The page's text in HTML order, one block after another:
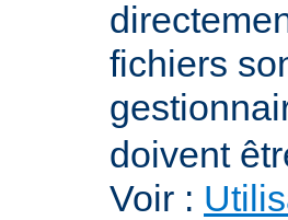
fichiers
doivent
Voir :